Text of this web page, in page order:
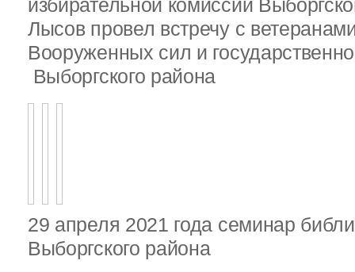
избирательной комиссии
Лысов провел встречу с
Вооруженных сил и
Выборгского района
29 апреля 2021 года семинар
Выборгского района